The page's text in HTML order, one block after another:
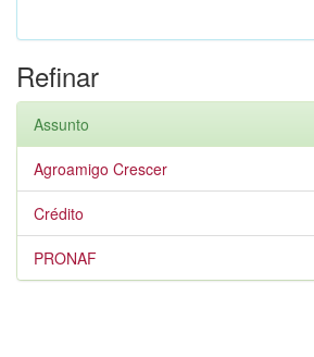
Refinar
Assunto
Agroamigo Crescer
Crédito
PRONAF